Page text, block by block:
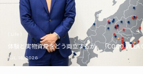
体験と実物資産をどう両立するか。「COCO
JUL. 16, 2026